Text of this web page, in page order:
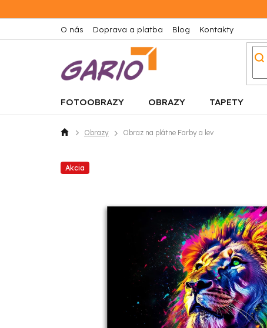
na
O nás Doprava a platba Blog Kontakty
FOTOOBRAZY OBRAZY TAPETY
DomovObrazy Obraz na plátne Farby a lev
Akcia